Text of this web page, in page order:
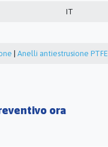
IT
|Anelli antiestrusione PTFE
ora